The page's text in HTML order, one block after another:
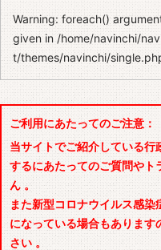
Warning: foreach()
given in/home/navinchi/
t/themes/navinchi/
ご利用にあたってのご注意：
当サイトでご紹介している行
するにあたってのご質問やト
ん 。
また新型コロナウイルス感
になっている場合もありま
さい 。